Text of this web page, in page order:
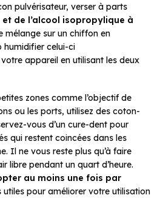
pulvérisateur, verser à parts
de l’alcool isopropylique à
mélange sur un chiffon en
humidifier celui-ci
appareil en utilisant les deux
zones comme l’objectif de
ou les ports, utilisez des coton-
vous d’un cure-dent pour
qui restent coincées dans les
Il ne vous reste plus qu’à faire
libre pendant un quart d’heure.
au moins une fois par
utiles pour améliorer votre utilisation